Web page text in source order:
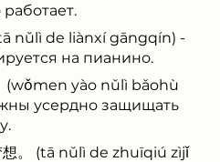
nǔlì de liànxí gāngqín) -
на пианино.
(wǒmen yào nǔlì bǎohù
усердно защищать
想。 (tā nǔlì de zhuīqiú zìjǐ